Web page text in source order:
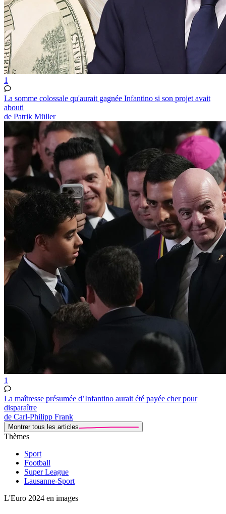
1
La somme colossale qu'aurait gagnée Infantino si son projet avait
abouti
de Patrik Müller
1
La maîtresse présumée d’Infantino aurait été payée cher pour
disparaître
de Carl-Philipp Frank
Montrer tous les articles
Thèmes
Sport
Football
Super League
Lausanne-Sport
L'Euro 2024 en images